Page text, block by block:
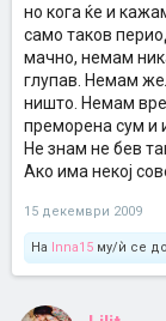
но кога ќе и
само таков
мачно, немам
глупав. Немам
ништо. Немам
преморена сум и
Не знам не бев
Ако има некој
15 декември 2009
На Inna15 му/ѝ се